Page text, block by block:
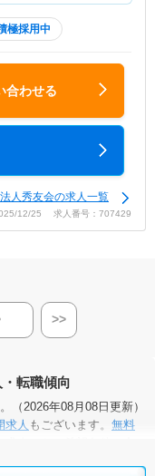
極採用中
合わせる
人秀友会の求人一覧
12/25 求人番号：707429
>>
転職傾向
（2026年08月08日更新）
求人 もございます。 無料
人からご希望条件に合